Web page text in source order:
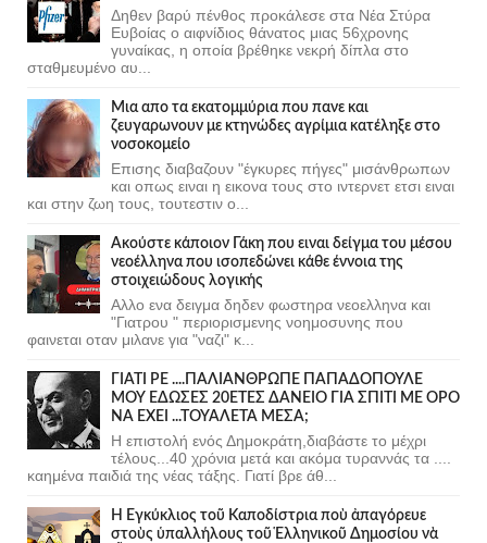
Δηθεν βαρύ πένθος προκάλεσε στα Νέα Στύρα
Ευβοίας ο αιφνίδιος θάνατος μιας 56χρονης
γυναίκας, η οποία βρέθηκε νεκρή δίπλα στο
σταθμευμένο αυ...
Μια απο τα εκατομμύρια που πανε και
ζευγαρωνουν με κτηνώδες αγρίμια κατέληξε στο
νοσοκομείο
Επισης διαβαζουν "έγκυρες πήγες" μισάνθρωπων
και οπως ειναι η εικονα τους στο ιντερνετ ετσι ειναι
και στην ζωη τους, τουτεστιν ο...
Ακούστε κάποιον Γάκη που ειναι δείγμα του μέσου
νεοέλληνα που ισοπεδώνει κάθε έννοια της
στοιχειώδους λογικής
Αλλο ενα δειγμα δηδεν φωστηρα νεοελληνα και
"Γιατρου " περιορισμενης νοημοσυνης που
φαινεται οταν μιλανε για "ναζι" κ...
ΓΙΑΤΙ ΡΕ ....ΠΑΛΙΑΝΘΡΩΠΕ ΠΑΠΑΔΟΠΟΥΛΕ
ΜΟΥ ΕΔΩΣΕΣ 20ΕΤΕΣ ΔΑΝΕΙΟ ΓΙΑ ΣΠΙΤΙ ΜΕ ΟΡΟ
ΝΑ ΕΧΕΙ ...ΤΟΥΑΛΕΤΑ ΜΕΣΑ;
Η επιστολή ενός Δημοκράτη,διαβάστε το μέχρι
τέλους...40 χρόνια μετά και ακόμα τυραννάς τα ....
καημένα παιδιά της νέας τάξης. Γιατί βρε άθ...
Ἡ Ἐγκύκλιος τοῦ Καποδίστρια ποὺ ἀπαγόρευε
στοὺς ὑπαλλήλους τοῦ Ἑλληνικοῦ Δημοσίου νὰ